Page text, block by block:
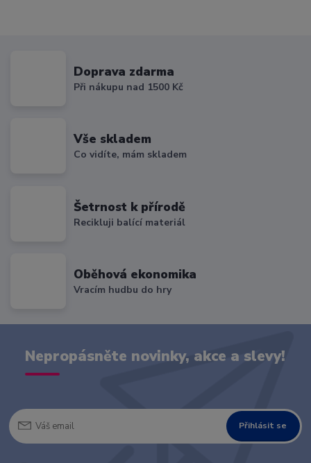
Doprava zdarma
Při nákupu nad 1500 Kč
Vše skladem
Co vidíte, mám skladem
Šetrnost k přírodě
Recikluji balící materiál
Oběhová ekonomika
Vracím hudbu do hry
Nepropásněte novinky, akce a slevy!
Přihlásit se